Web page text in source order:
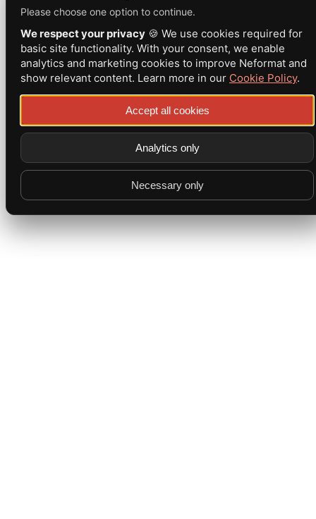
Please choose one option to continue.
We respect your privacy 🍪 We use cookies required for
basic site functionality. With your consent, we enable
analytics and marketing cookies to improve Neformat and
show relevant content. Learn more in our Cookie Policy.
Accept all cookies
Analytics only
Necessary only